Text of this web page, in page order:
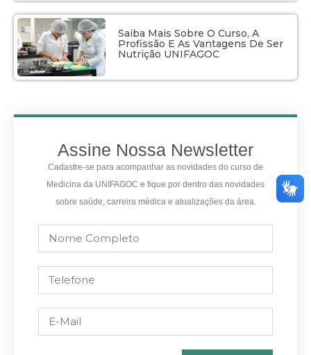
Saiba Mais Sobre O Curso, A
Profissão E As Vantagens De Ser
Nutrição UNIFAGOC
Assine Nossa Newsletter
Cadastre-se para acompanhar as novidades do curso de
Medicina da UNIFAGOC e fique por dentro das novidades
sobre saúde, carreira médica e atualizações da área.